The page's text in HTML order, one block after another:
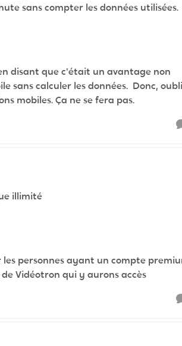
sans compter les données utilisées.
disant que c'était un avantage non
calculer les données. Donc,
mobiles. Ça ne se fera pas.
illimité
personnes ayant un compte
Vidéotron qui y aurons accès